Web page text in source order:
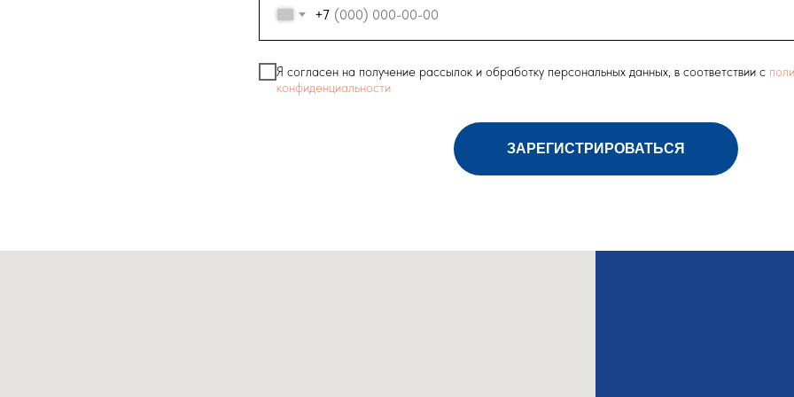
+7
Я согласен на получение рассылок и обработку персональных данных, в соответствии с
конфиденциальности
ЗАРЕГИСТРИРОВАТЬСЯ